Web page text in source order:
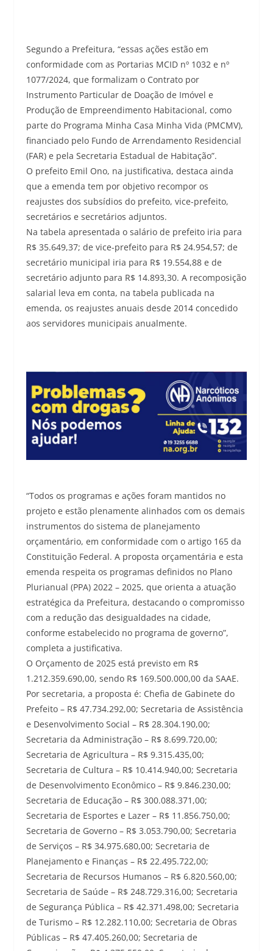
Segundo a Prefeitura, “essas ações estão em
conformidade com as Portarias MCID nº 1032 e nº
1077/2024, que formalizam o Contrato por
Instrumento Particular de Doação de Imóvel e
Produção de Empreendimento Habitacional, como
parte do Programa Minha Casa Minha Vida (PMCMV),
financiado pelo Fundo de Arrendamento Residencial
(FAR) e pela Secretaria Estadual de Habitação”.
O prefeito Emil Ono, na justificativa, destaca ainda
que a emenda tem por objetivo recompor os
reajustes dos subsídios do prefeito, vice-prefeito,
secretários e secretários adjuntos.
Na tabela apresentada o salário de prefeito iria para
R$ 35.649,37; de vice-prefeito para R$ 24.954,57; de
secretário municipal iria para R$ 19.554,88 e de
secretário adjunto para R$ 14.893,30. A recomposição
salarial leva em conta, na tabela publicada na
emenda, os reajustes anuais desde 2014 concedido
aos servidores municipais anualmente.
“Todos os programas e ações foram mantidos no
projeto e estão plenamente alinhados com os demais
instrumentos do sistema de planejamento
orçamentário, em conformidade com o artigo 165 da
Constituição Federal. A proposta orçamentária e esta
emenda respeita os programas definidos no Plano
Plurianual (PPA) 2022 – 2025, que orienta a atuação
estratégica da Prefeitura, destacando o compromisso
com a redução das desigualdades na cidade,
conforme estabelecido no programa de governo”,
completa a justificativa.
O Orçamento de 2025 está previsto em R$
1.212.359.690,00, sendo R$ 169.500.000,00 da SAAE.
Por secretaria, a proposta é: Chefia de Gabinete do
Prefeito – R$ 47.734.292,00; Secretaria de Assistência
e Desenvolvimento Social – R$ 28.304.190,00;
Secretaria da Administração – R$ 8.699.720,00;
Secretaria de Agricultura – R$ 9.315.435,00;
Secretaria de Cultura – R$ 10.414.940,00; Secretaria
de Desenvolvimento Econômico – R$ 9.846.230,00;
Secretaria de Educação – R$ 300.088.371,00;
Secretaria de Esportes e Lazer – R$ 11.856.750,00;
Secretaria de Governo – R$ 3.053.790,00; Secretaria
de Serviços – R$ 34.975.680,00; Secretaria de
Planejamento e Finanças – R$ 22.495.722,00;
Secretaria de Recursos Humanos – R$ 6.820.560,00;
Secretaria de Saúde – R$ 248.729.316,00; Secretaria
de Segurança Pública – R$ 42.371.498,00; Secretaria
de Turismo – R$ 12.282.110,00; Secretaria de Obras
Públicas – R$ 47.405.260,00; Secretaria de